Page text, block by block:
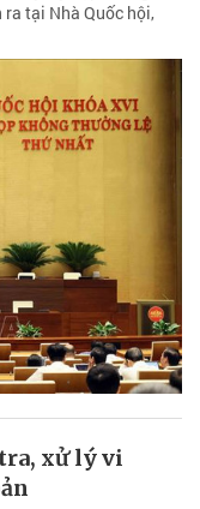
tại Nhà Quốc hội,
xử lý vi